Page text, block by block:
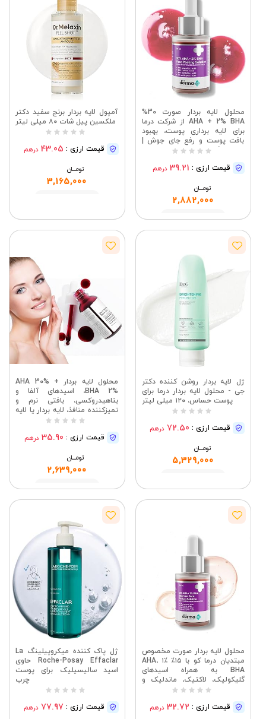
محلول لایه بردار صورت 30%
AHA + 2% BHA از شرکت درما
برای لایه برداری پوست، بهبود
بافت پوست و رفع جای جوش |
حاوی گلیکولیک، لاکتیک و
هفتگی | مناسب برای انواع پوست،
قیمت ارزی : 39.21 درهم
تومــــــان
2,882,000
مشاهده
آمپول لایه بردار برنج سفید دکتر
ملکسین پیل شات ۸۰ میلی لیتر
قیمت ارزی : 43.05 درهم
تومــــــان
3,165,000
ژل لایه بردار روشن کننده دکتر
جی - محلول لایه بردار درما برای
پوست حساس، ۱۲۰ میلی لیتر
قیمت ارزی : 72.50 درهم
تومــــــان
5,329,000
محلول لایه بردار AHA 30% +
BHA 2%، اسیدهای آلفا و
بتاهیدروکسی، بافتی نرم و
تمیزکننده منافذ، لایه بردار یا لایه
خطوط ریز
قیمت ارزی : 35.90 درهم
تومــــــان
2,639,000
مشاهده
محلول لایه بردار صورت مخصوص
مبتدیان درما کو با ۱۵٪ AHA، ۱٪
BHA به همراه اسیدهای
گلیکولیک، لاکتیک، ماندلیک و
سالیسیلیک | بافت پوست را
می‌کند، منافذ را کوچک می‌کند و
قیمت ارزی : 32.72 درهم
ژل پاک کننده میکروپیلینگ La
Roche-Posay Effaclar حاوی
اسید سالیسیلیک برای پوست
چرب
قیمت ارزی : 77.97 درهم